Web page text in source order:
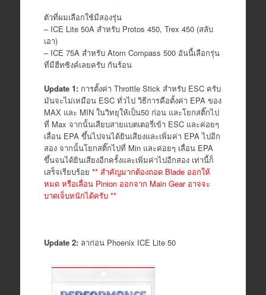
ตัวที่ผมเลือกใช้มีสองรุ่น
– ICE Lite 50A สำหรับ Protos 450, Trex 450 (สลับ
เอา)
– ICE 75A สำหรับ Atom Compass 500 อันนี้เลือกรุ่น
ที่มีฮีทซิงค์เลยครับ กันร้อน
Update 1:การตั้งค่า Throttle Stick สำหรับ ESC ครับ
มันจะไม่เหมือน ESC ทั่วไป วิธีการคือตั้งค่า EPA ของ
MAX และ MIN ในวิทยุให้เป็น50 ก่อน และโยกสติ๊กไป
ที่ Max จากนั้นเสียบสายแบตเตอรี่เข้า ESC และค่อยๆ
เลื่อน EPA ขึ้นไปจนได้ยินเสียงและเพิ่มค่า EPA ไปอีก
สอง จากนั้นโยกสติ๊กไปที่ Min และค่อยๆ เลื่อน EPA
ขึ้นจนได้ยินเสียงอีกครั้งและเพิ่มค่าไปอีกสอง เท่านี้ก็
เสร็จเรียบร้อย ** สำคัญมากต้องถอด Blade ออกให้
หมด หรือเลื่อน Pinion ออกจาก Main Gear อาจจะ
บาดเจ็บหนักได้ครับ **
Update 2:ลาก่อน Phoenix ICE Lite 50